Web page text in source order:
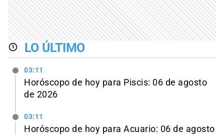
LO ÚLTIMO
03:11
Horóscopo de hoy para Piscis: 06 de agosto
de 2026
03:11
Horóscopo de hoy para Acuario: 06 de agosto